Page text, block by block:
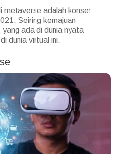
metaverse adalah konser
Seiring kemajuan
ada di dunia nyata
dunia virtual ini.